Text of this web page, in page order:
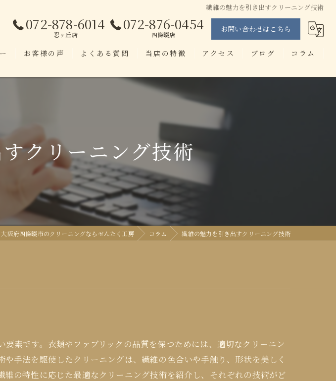
繊維の魅力を引き出すクリーニング技術
072-878-6014
忍ヶ丘店
072-876-0454
四條畷店
お問い合わせはこちら
お客様の声 よくある質問 当店の特徴
当日仕上げ
ブランド
アプリ
アクセス
せんたく工房 四條畷店
ブログ コラム
クリーニング技術
大阪府四條畷市のクリーニングならせんたく工房 コラム 繊維の魅力を引き出すクリーニング技術
素です。衣類やファブリックの品質を保つためには、適切なクリーニン
手法を駆使したクリーニングは、繊維の色合いや手触り、形状を美しく
の特性に応じた最適なクリーニング技術を紹介し、それぞれの技術がど